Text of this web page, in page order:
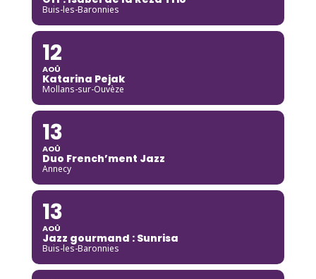
Buis-les-Baronnies
12
AOÛ
Katarina Pejak
Mollans-sur-Ouvèze
13
AOÛ
Duo French’ment Jazz
Annecy
13
AOÛ
Jazz gourmand : Sunrisa
Buis-les-Baronnies